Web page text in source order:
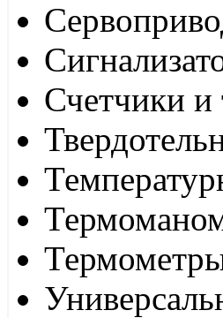
Счетчики